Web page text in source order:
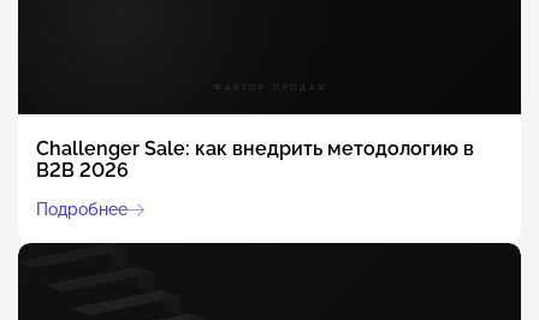
Challenger Sale: как внедрить методологию в
B2B 2026
Подробнее